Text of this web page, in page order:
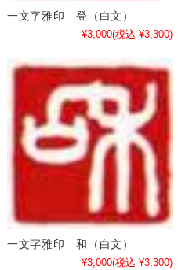
一文字雅印 登（白文）
¥3,000(税込 ¥3,300)
一文字雅印 和（白文）
¥3,000(税込 ¥3,300)